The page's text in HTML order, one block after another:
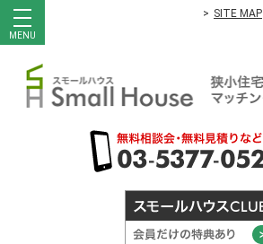
MENU
SITE MAP